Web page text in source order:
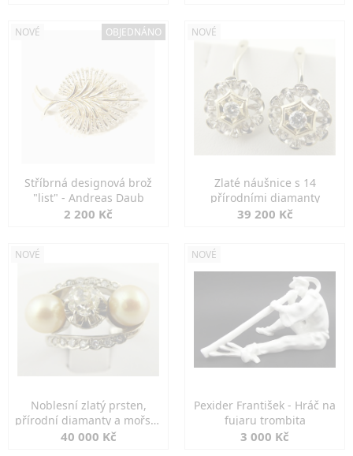
NOVÉ OBJEDNÁNO
Stříbrná designová brož
"list" - Andreas Daub
2 200 Kč
NOVÉ
Zlaté náušnice s 14
přírodními diamanty
39 200 Kč
NOVÉ
Noblesní zlatý prsten,
přírodní diamanty a mořské
perly
40 000 Kč
NOVÉ
Pexider František - Hráč na
fujaru trombita
3 000 Kč